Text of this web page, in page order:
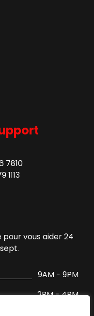
7810
1113
vous aider 24
9AM - 9PM
2PM - 4PM